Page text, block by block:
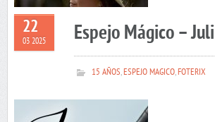
22
03 2025 Espejo Mágico – Juli
15 AÑOS,ESPEJO MAGICO,FOTERIX